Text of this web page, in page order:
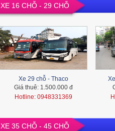
XE 16 CHỖ - 29 CHỖ
Xe 29 chỗ - Thaco
Giá thuê: 1.500.000 đ
Hotline: 0948331369
XE 35 CHỖ - 45 CHỖ